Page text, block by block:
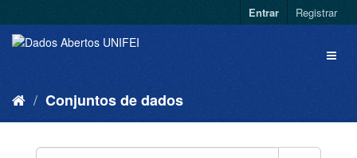
Entrar Registrar
Conjuntos de dados